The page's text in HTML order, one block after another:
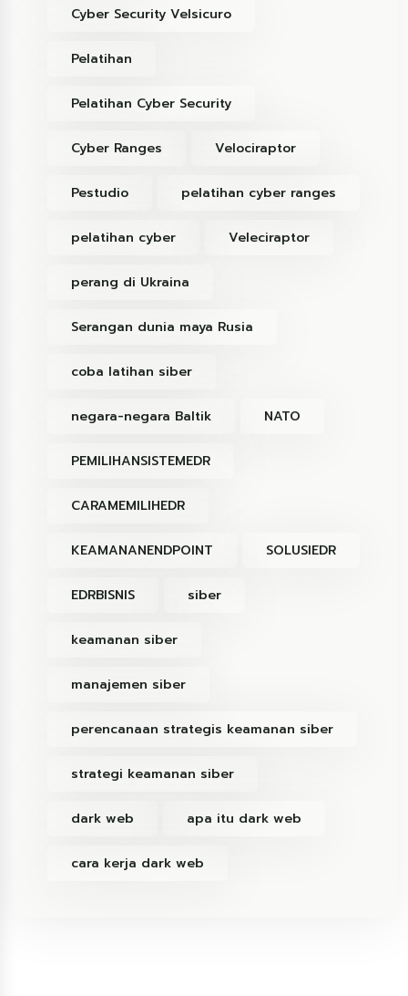
Cyber Security Velsicuro
Pelatihan
Pelatihan Cyber Security
Cyber Ranges Velociraptor
Pestudio pelatihan cyber ranges
pelatihan cyber Veleciraptor
perang di Ukraina
Serangan dunia maya Rusia
coba latihan siber
negara-negara Baltik NATO
PEMILIHANSISTEMEDR
CARAMEMILIHEDR
KEAMANANENDPOINT SOLUSIEDR
EDRBISNIS siber
keamanan siber
manajemen siber
perencanaan strategis keamanan siber
strategi keamanan siber
dark web apa itu dark web
cara kerja dark web